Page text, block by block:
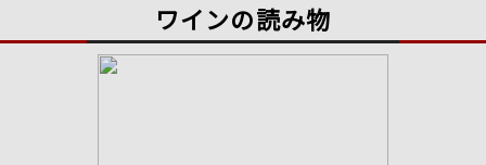
ワインの読み物